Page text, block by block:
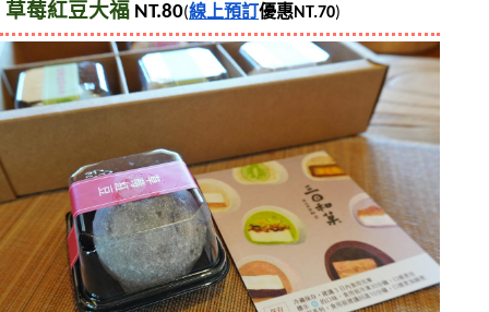
草莓紅豆大福 NT.80(線上預訂 優惠NT.70)